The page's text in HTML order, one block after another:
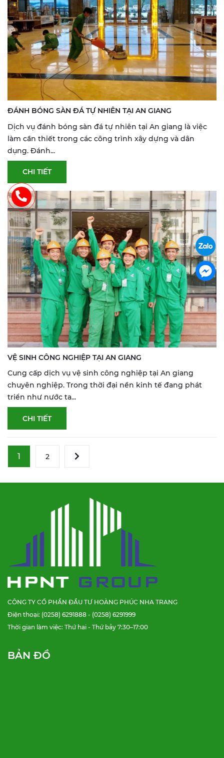
ĐÁNH BÓNG SÀN ĐÁ TỰ NHIÊN TẠI AN GIANG
Dịch vụ đánh bóng sàn đá tự nhiên tại An giang là việc
làm cần thiết trong các công trình xây dựng và dân
dụng. Đánh...
CHI TIẾT
VỆ SINH CÔNG NGHIỆP TẠI AN GIANG
Cung cấp dịch vụ vệ sinh công nghiệp tại An giang
chuyên nghiệp. Trong thời đại nền kinh tế đang phát
triển như nước ta...
CHI TIẾT
1 2
CÔNG TY CỔ PHẦN ĐẦU TƯ HOÀNG PHÚC NHA TRANG
Điện thoại: (0258) 6291888 - (0258) 6291999
Thời gian làm việc: Thứ hai - Thứ bảy 7:30–17:00
BẢN ĐỒ